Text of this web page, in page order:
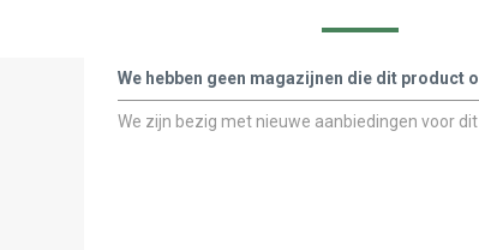
We hebben geen magazijnen die dit product
We zijn bezig met nieuwe aanbiedingen voor